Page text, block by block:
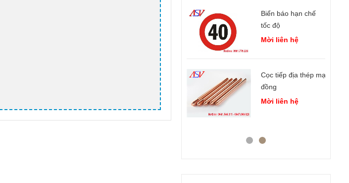
Đèn highbay UFO
SMD phòng chống
cháy nổ 100W
Đèn pha LED năng
lượng mặt trời 30W
3 chế độ màu
Biển báo hạn chế
tốc độ
Mời liên hệ
Cọc tiếp địa thép mạ
đồng
Mời liên hệ